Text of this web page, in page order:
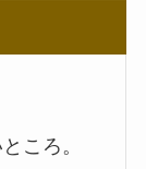
ころ。